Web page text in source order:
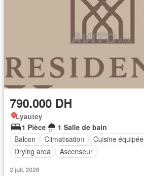
790.000 DH
Lyautey
1 Pièce
1 Salle de bain
Balcon
Climatisation Cuisine équipée
Drying area
Ascenseur
2 juil. 2026